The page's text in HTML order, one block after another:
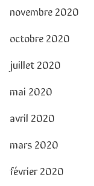
novembre 2020
octobre 2020
juillet 2020
mai 2020
avril 2020
mars 2020
février 2020